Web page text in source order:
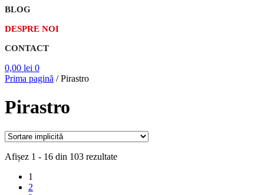
BLOG
DESPRE NOI
CONTACT
0,00 lei 0
Prima pagină /Pirastro
Pirastro
Afișez 1 - 16 din 103 rezultate
1
2